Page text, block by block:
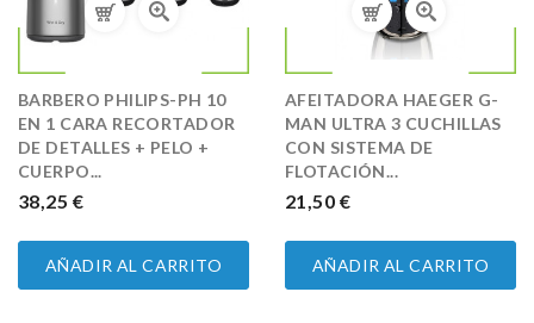
BARBERO PHILIPS-PH 10
EN 1 CARA RECORTADOR
DE DETALLES + PELO +
CUERPO...
PRECIO
38,25 €
AÑADIR AL CARRITO
AFEITADORA HAEGER G-
MAN ULTRA 3 CUCHILLAS
CON SISTEMA DE
FLOTACIÓN...
PRECIO
21,50 €
AÑADIR AL CARRITO